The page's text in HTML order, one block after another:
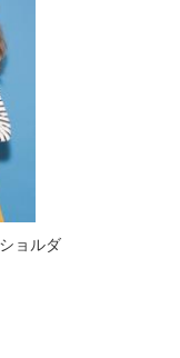
ョルダ